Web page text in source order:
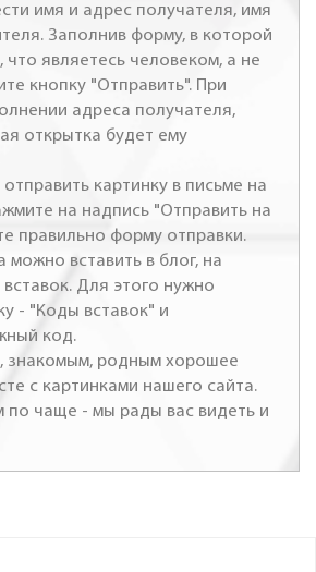
имя и адрес получателя, имя
Заполнив форму, в которой
что являетесь человеком, а не
кнопку "Отправить". При
адреса получателя,
открытка будет ему
картинку в письме на
на надпись "Отправить на
правильно форму отправки.
можно вставить в блог, на
Для этого нужно
- "Коды вставок" и
код.
знакомым, родным хорошее
с картинками нашего сайта.
по чаще - мы рады вас видеть и